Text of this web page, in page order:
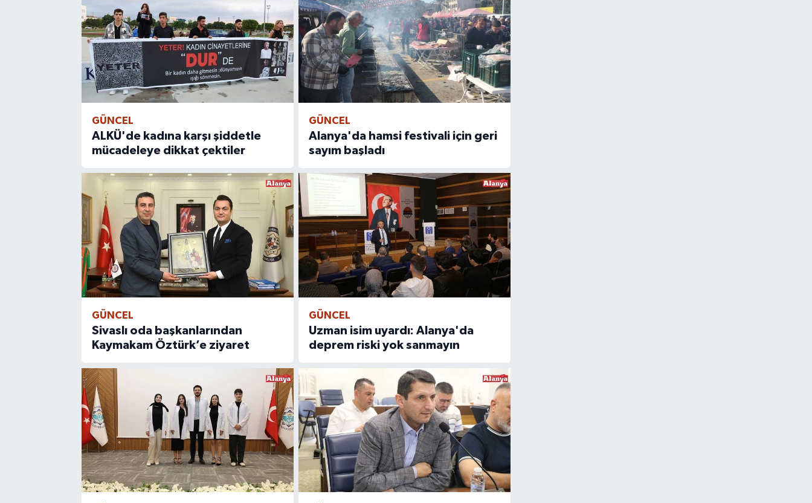
GÜNCEL
ALKÜ'de kadına karşı şiddetle
mücadeleye dikkat çektiler
GÜNCEL
Alanya'da hamsi festivali için geri
sayım başladı
GÜNCEL
Sivaslı oda başkanlarından
Kaymakam Öztürk’e ziyaret
GÜNCEL
Uzman isim uyardı: Alanya'da
deprem riski yok sanmayın